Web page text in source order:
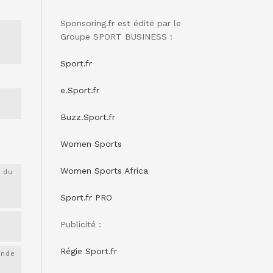
du
Sponsoring.fr est édité par le
Groupe SPORT BUSINESS :
Sport.fr
e.Sport.fr
Buzz.Sport.fr
Women Sports
Women Sports Africa
Sport.fr PRO
Publicité :
Régie Sport.fr